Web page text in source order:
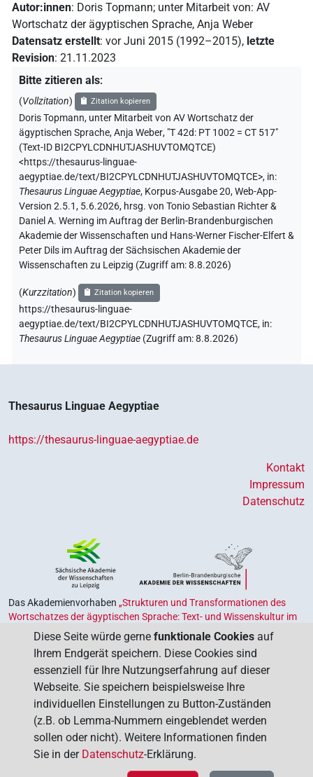
Autor:innen: Doris Topmann; unter Mitarbeit von: AV
Wortschatz der ägyptischen Sprache, Anja Weber
Datensatz erstellt: vor Juni 2015 (1992–2015), letzte
Revision: 21.11.2023
Bitte zitieren als:
(Vollzitation) Zitation kopieren
Doris Topmann, unter Mitarbeit von AV Wortschatz der
ägyptischen Sprache,Anja Weber, "T 42d: PT 1002 = CT 517"
(Text-ID BI2CPYLCDNHUTJASHUVTOMQTCE)
<https://thesaurus-linguae-
aegyptiae.de/text/BI2CPYLCDNHUTJASHUVTOMQTCE>, in:
Thesaurus Linguae Aegyptiae, Korpus-Ausgabe 20, Web-App-
Version 2.5.1, 5.6.2026, hrsg. von Tonio Sebastian Richter &
Daniel A. Werning im Auftrag der Berlin-Brandenburgischen
Akademie der Wissenschaften und Hans-Werner Fischer-Elfert &
Peter Dils im Auftrag der Sächsischen Akademie der
Wissenschaften zu Leipzig (Zugriff am:8.8.2026)
(Kurzzitation) Zitation kopieren
https://thesaurus-linguae-
aegyptiae.de/text/BI2CPYLCDNHUTJASHUVTOMQTCE, in:
Thesaurus Linguae Aegyptiae (Zugriff am:8.8.2026)
Thesaurus Linguae Aegyptiae
https://thesaurus-linguae-aegyptiae.de
Kontakt
Impressum
Datenschutz
Das Akademienvorhaben „Strukturen und Transformationen des
Wortschatzes der ägyptischen Sprache: Text- und Wissenskultur im
Alten Ägypten‟
ist Teil des von Bund und Ländern geförderten
, das der Erhaltung, Sicherung und
Vergegenwärtigung unseres kulturellen Erbes dient. Koordiniert wird
das Programm von derUnion der Deutschen Akademien der
Wissenschaften.
Diese Seite würde gerne funktionale Cookies auf
Ihrem Endgerät speichern. Diese Cookies sind
essenziell für Ihre Nutzungserfahrung auf dieser
Webseite. Sie speichern beispielsweise Ihre
individuellen Einstellungen zu Button-Zuständen
(z.B. ob Lemma-Nummern eingeblendet werden
sollen oder nicht). Weitere Informationen finden
Sie in der Datenschutz-Erklärung.